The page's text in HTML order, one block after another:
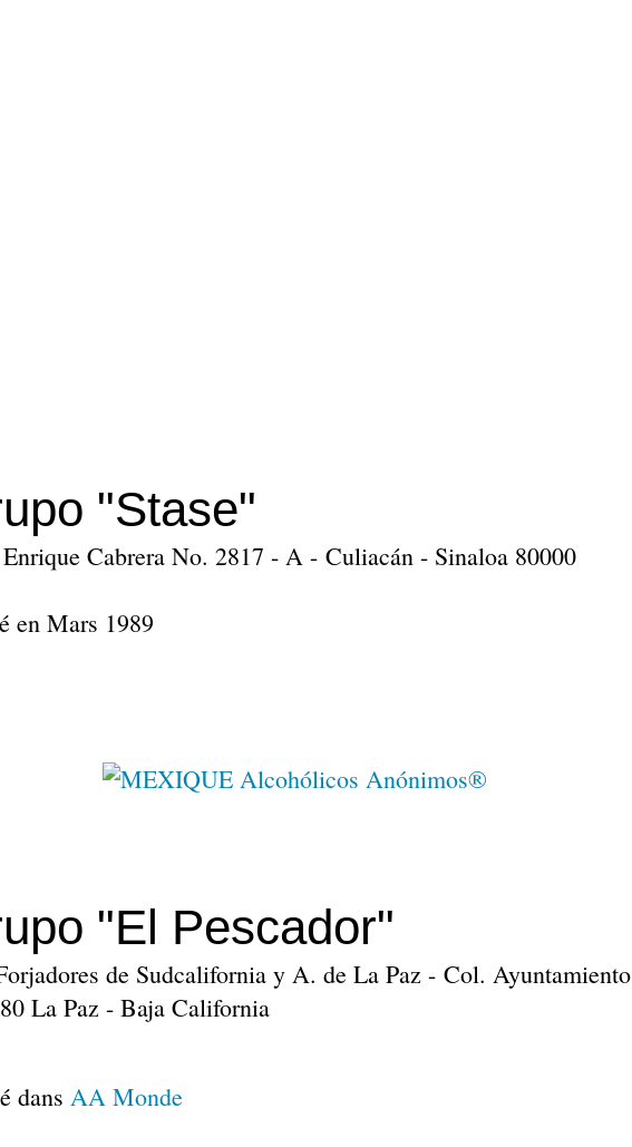
"Stase"
Cabrera No. 2817 - A - Culiacán - Sinaloa 80000
en Mars 1989
"El Pescador"
de Sudcalifornia y A. de La Paz - Col. Ayuntamiento
La Paz - Baja California
dans AA Monde